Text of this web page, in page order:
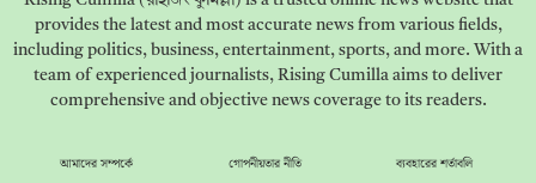
provides the latest and most accurate news from various fields,
including politics, business, entertainment, sports, and more. With a
team of experienced journalists, Rising Cumilla aims to deliver
comprehensive and objective news coverage to its readers.
আমাদের সম্পর্কে গোপনীয়তার নীতি ব্যবহারের শর্তাবলি